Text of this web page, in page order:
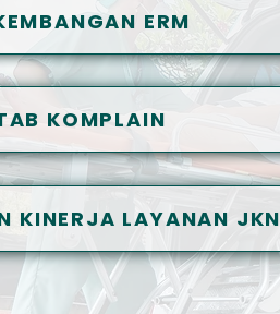
ERM
KOMPLAIN
KINERJA LAYANAN JKN